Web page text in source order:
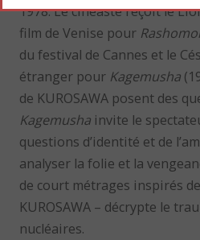
1978. Le cinéaste reçoit le
film de Venise pour
du festival de Cannes et le
étranger pour Kagemusha
de KUROSAWA posent des
Kagemusha invite le
questions d’identité et de
analyser la folie et la
de court métrages inspirés
KUROSAWA – décrypte le
nucléaires.